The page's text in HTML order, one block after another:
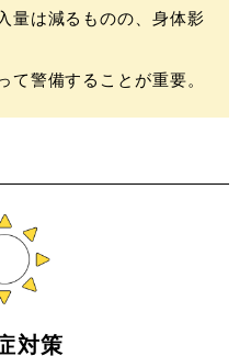
量は減るものの、身体影
て警備することが重要。
対策